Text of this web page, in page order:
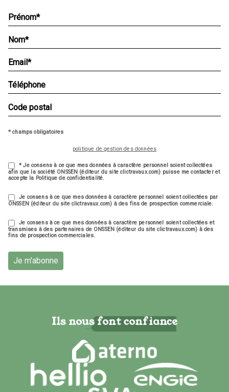
* champs obligatoires
politique de gestion des données
* Je consens à ce que mes données à caractère personnel soient collectées
afin que la société ONSSEN (éditeur du site clictravaux.com) puisse me contacter et
accepte la Politique de confidentialité.
Je consens à ce que mes données à caractère personnel soient collectées par
ONSSEN (éditeur du site clictravaux.com) à des fins de prospection commerciale.
Je consens à ce que mes données à caractère personnel soient collectées et
transmises à des partenaires de ONSSEN (éditeur du site clictravaux.com) à des
fins de prospection commerciales.
Je m'abonne
Ils nous font confiance